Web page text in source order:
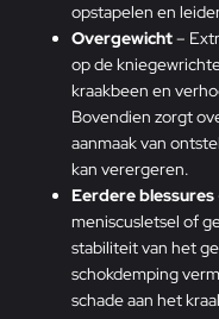
opstapelen en
Overgewicht–
op de
kraakbeen en
Bovendien zorgt
aanmaak van
kan verergeren.
Eerdere blessures
meniscusletsel of
stabiliteit van het
schokdemping
schade aan het